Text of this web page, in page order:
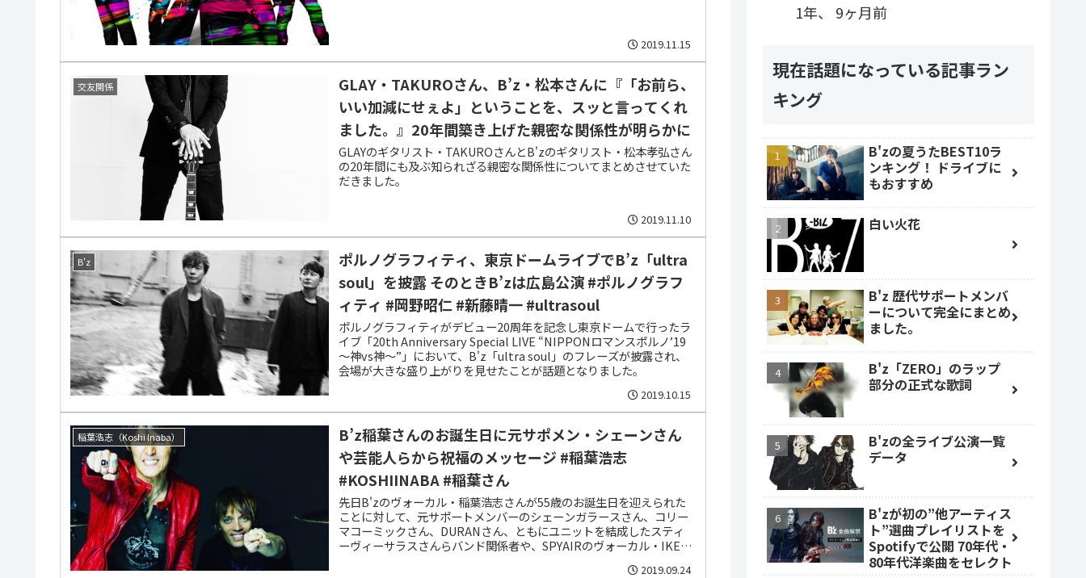
2019.11.15
交友関係
GLAY・TAKUROさん、B’z・松本さんに『「お前ら、
いい加減にせぇよ」ということを、スッと言ってくれ
ました。』20年間築き上げた親密な関係性が明らかに
GLAYのギタリスト・TAKUROさんとB'zのギタリスト・松本孝弘さん
の20年間にも及ぶ知られざる親密な関係性についてまとめさせていた
だきました。
2019.11.10
B'z
ポルノグラフィティ、東京ドームライブでB’z「ultra
soul」を披露 そのときB’zは広島公演 #ポルノグラフ
ィティ #岡野昭仁 #新藤晴一 #ultrasoul
ポルノグラフィティがデビュー20周年を記念し東京ドームで行ったラ
イブ「20th Anniversary Special LIVE “NIPPONロマンスポルノ’19
〜神vs神〜”」において、B'z「ultra soul」のフレーズが披露され、
会場が大きな盛り上がりを見せたことが話題となりました。
2019.10.15
稲葉浩志（Koshi Inaba）
B’z稲葉さんのお誕生日に元サポメン・シェーンさん
や芸能人らから祝福のメッセージ #稲葉浩志
#KOSHIINABA #稲葉さん
先日B'zのヴォーカル・稲葉浩志さんが55歳のお誕生日を迎えられた
ことに対して、元サポートメンバーのシェーンガラースさん、コリー
マコーミックさん、DURANさん、ともにユニットを結成したスティ
ーヴィーサラスさんらバンド関係者や、SPYAIRのヴォーカル・IKEさ
2019.09.24
1年、 9ヶ月前
現在話題になっている記事ラン
キング
B'zの夏うたBEST10ラ
ンキング！ ドライブに
もおすすめ
白い火花
B'z 歴代サポートメンバ
ーについて完全にまとめ
ました。
B'z「ZERO」のラップ
部分の正式な歌詞
B'zの全ライブ公演一覧
データ
B'zが初の”他アーティス
ト”選曲プレイリストを
Spotifyで公開 70年代・
80年代洋楽曲をセレクト